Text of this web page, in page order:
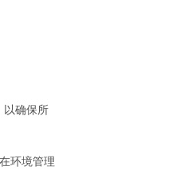
以确保所
环境管理